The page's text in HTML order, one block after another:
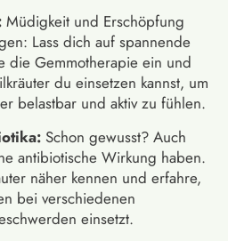
Müdigkeit und Erschöpfung
Lass dich auf spannende
die Gemmotherapie ein und
du einsetzen kannst, um
belastbar und aktiv zu fühlen.
Schon gewusst? Auch
antibiotische Wirkung haben.
näher kennen und erfahre,
bei verschiedenen
einsetzt.